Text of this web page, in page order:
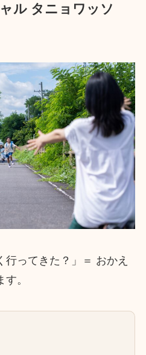
ル タニョワッソ
ってきた？」＝ おかえ
。